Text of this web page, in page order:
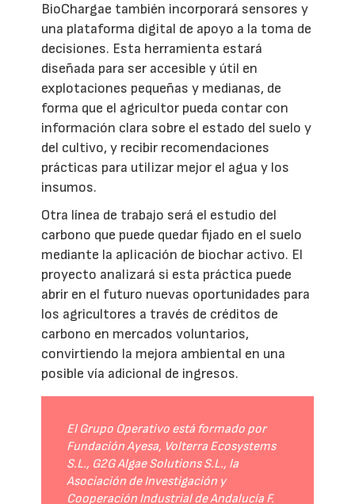
BioChargae también incorporará sensores y
una plataforma digital de apoyo a la toma de
decisiones. Esta herramienta estará
diseñada para ser accesible y útil en
explotaciones pequeñas y medianas, de
forma que el agricultor pueda contar con
información clara sobre el estado del suelo y
del cultivo, y recibir recomendaciones
prácticas para utilizar mejor el agua y los
insumos.
Otra línea de trabajo será el estudio del
carbono que puede quedar fijado en el suelo
mediante la aplicación de biochar activo. El
proyecto analizará si esta práctica puede
abrir en el futuro nuevas oportunidades para
los agricultores a través de créditos de
carbono en mercados voluntarios,
convirtiendo la mejora ambiental en una
posible vía adicional de ingresos.
El Grupo Operativo está formado por
Fundación Ayesa, Volterra Ecosystems
S.L., G2G Algae Solutions S.L., la
Asociación de Investigación y
Cooperación Industrial de Andalucía F.